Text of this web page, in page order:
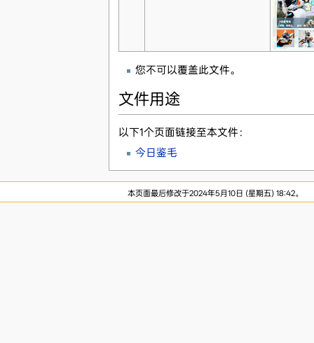
您不可以覆盖此文件。
文件用途
以下1个页面链接至本文件：
今日鉴毛
本页面最后修改于2024年5月10日 (星期五) 18:42。